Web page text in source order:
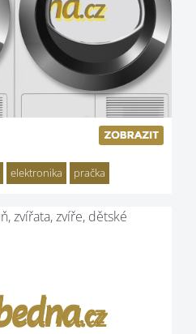
elektronika pračka